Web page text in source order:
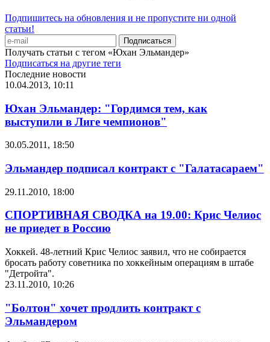
Подпишитесь на обновления и не пропустите ни одной
статьи!
Получать статьи с тегом «Юхан Эльмандер»
Подписаться на другие теги
Последние новости
10.04.2013, 10:11
Юхан Эльмандер: "Гордимся тем, как
выступили в Лиге чемпионов"
30.05.2011, 18:50
Эльмандер подписал контракт с "Галатасараем"
29.11.2010, 18:00
СПОРТИВНАЯ СВОДКА на 19.00: Крис Челиос
не приедет в Россию
Хоккей. 48-летний Крис Челиос заявил, что не собирается
бросать работу советника по хоккейным операциям в штабе
"Детройта".
23.11.2010, 10:26
"Болтон" хочет продлить контракт с
Эльмандером